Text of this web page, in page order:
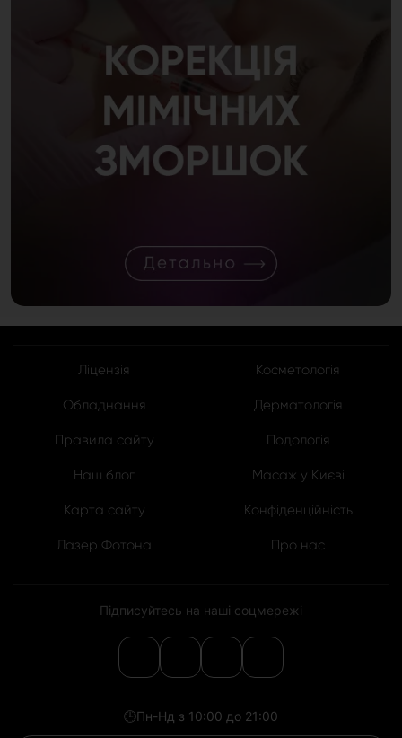
Ліцензія
Обладнання
Правила сайту
Наш блог
Карта сайту
Лазер Фотона
Косметологія
Дерматологія
Подологія
Масаж у Києві
Конфіденційність
Про нас
Підписуйтесь на наші соцмережі
🕒Пн-Нд з 10:00 до 21:00